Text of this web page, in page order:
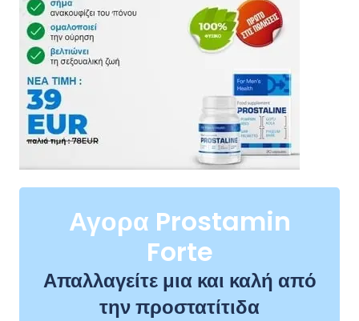
Αγορα Prostamin
Forte
Απαλλαγείτε μια και καλή από
την προστατίτιδα